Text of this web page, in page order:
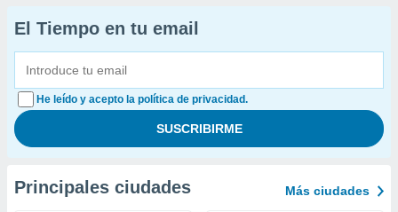
El Tiempo en tu email
He leído y acepto la política de privacidad.
Principales ciudades Más ciudades